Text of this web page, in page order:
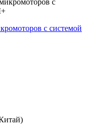
с системой